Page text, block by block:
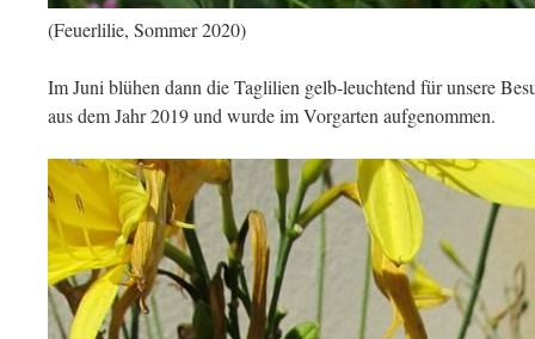
(Feuerlilie, Sommer 2020)
Im Juni blühen dann die Taglilien gelb-leuchtend für unsere
aus dem Jahr 2019 und wurde im Vorgarten aufgenommen.